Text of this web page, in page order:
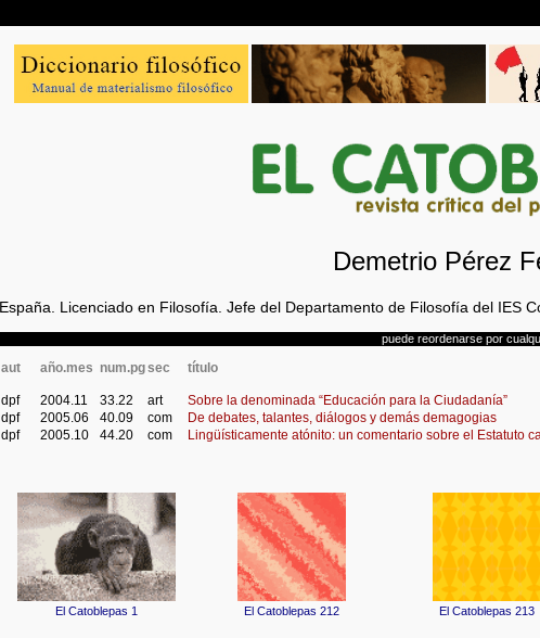
Demetrio Pérez
España. Licenciado en Filosofía. Jefe del Departamento de Filosofía del IES
puede reordenarse por
aut año.mes num.pgsec título
dpf 2004.11 33.22 art
Sobre la denominada “Educación para la Ciudadanía”
dpf
2005.06 40.09 com
De debates, talantes, diálogos y demás demagogias
dpf
2005.10 44.20 com Lingüísticamente atónito: un comentario sobre el Estatuto